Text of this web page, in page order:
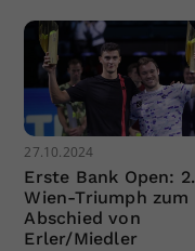
27.10.2024
Erste Bank Open: 2.
Wien-Triumph zum
Abschied von
Erler/Miedler